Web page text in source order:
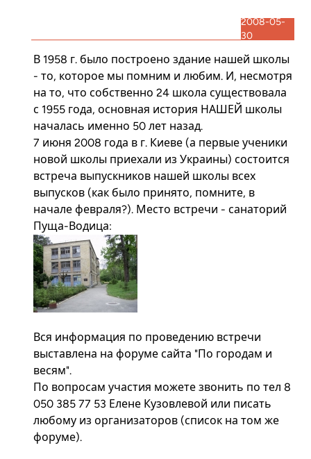
2008-05-
30
В 1958 г. было построено здание нашей школы
- то, которое мы помним и любим. И, несмотря
на то, что собственно 24 школа существовала
с 1955 года, основная история НАШЕЙ школы
началась именно 50 лет назад.
7 июня 2008 года в г. Киеве (а первые ученики
новой школы приехали из Украины) состоится
встреча выпускников нашей школы всех
выпусков (как было принято, помните, в
начале февраля?). Место встречи - санаторий
Пуща-Водица:
Вся информация по проведению встречи
выставлена на форуме сайта "По городам и
весям".
По вопросам участия можете звонить по тел 8
050 385 77 53 Елене Кузовлевой или писать
любому из организаторов (список на том же
форуме).